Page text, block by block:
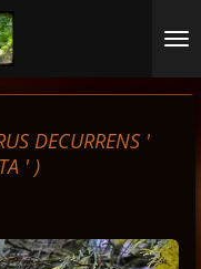
DECURRENS '
' )